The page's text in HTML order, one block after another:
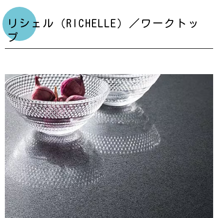
リシェル（RICHELLE）／ワークトッ
プ